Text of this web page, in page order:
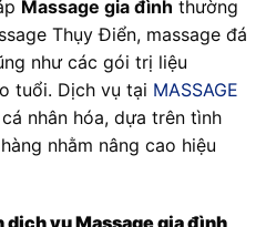
Massage gia đình thường
Thụy Điển, massage đá
như các gói trị liệu
tuổi. Dịch vụ tại MASSAGE
nhân hóa, dựa trên tình
nhằm nâng cao hiệu